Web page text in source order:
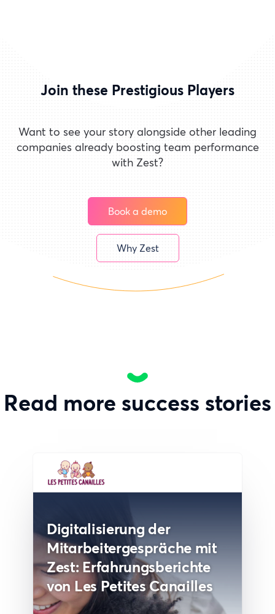
Join these Prestigious Players
Want to see your story alongside other leading
companies already boosting team performance
with Zest?
Why Zest
Book a demo
Read more success stories
Digitalisierung der
Mitarbeitergespräche mit
Zest: Erfahrungsberichte
von Les Petites Canailles